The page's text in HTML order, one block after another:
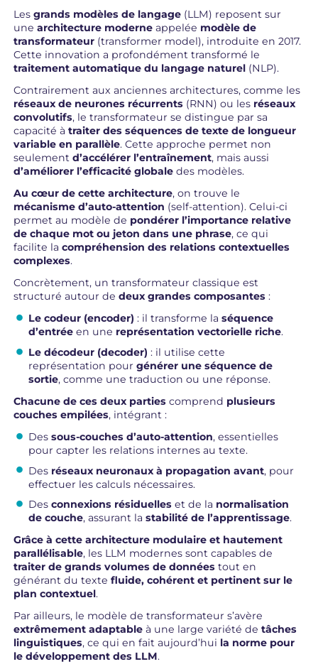
Lesgrands modèles de langage (LLM) reposent sur
unearchitecture moderne appelée modèle de
transformateur (transformer model), introduite en 2017.
Cette innovation a profondément transformé le
traitement automatique du langage naturel (NLP).
Contrairement aux anciennes architectures, comme les
réseaux de neurones récurrents (RNN) ou les réseaux
convolutifs, le transformateur se distingue par sa
capacité àtraiter des séquences de texte de longueur
variable en parallèle. Cette approche permet non
seulementd’accélérer l’entraînement, mais aussi
d’améliorer l’efficacité globale des modèles.
Au cœur de cette architecture, on trouve le
mécanisme d’auto-attention (self-attention). Celui-ci
permet au modèle de pondérer l’importance relative
de chaque mot ou jeton dans une phrase, ce qui
facilite lacompréhension des relations contextuelles
complexes.
Concrètement, un transformateur classique est
structuré autour dedeux grandes composantes :
Le codeur (encoder) : il transforme la séquence
d’entréeen une représentation vectorielle riche.
Le décodeur (decoder) : il utilise cette
représentation pour générer une séquence de
sortie, comme une traduction ou une réponse.
Chacune de ces deux parties comprend plusieurs
couches empilées, intégrant :
Des sous-couches d’auto-attention, essentielles
pour capter les relations internes au texte.
Des réseaux neuronaux à propagation avant, pour
effectuer les calculs nécessaires.
Des connexions résiduelleset de la normalisation
de couche, assurant la stabilité de l’apprentissage.
Grâce à cette architecture modulaire et hautement
parallélisable, les LLM modernes sont capables de
traiter de grands volumes de données tout en
générant du textefluide, cohérent et pertinent sur le
plan contextuel.
Par ailleurs, le modèle de transformateur s’avère
extrêmement adaptable à une large variété detâches
linguistiques, ce qui en fait aujourd’hui la norme pour
le développement des LLM.